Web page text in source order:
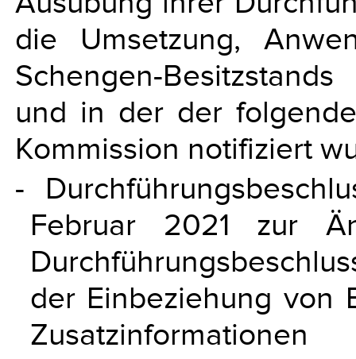
die Umsetzung,
Schengen-
und in der der
Kommission notifiziert
-
Februar 2021 zur
der Einbeziehung von
Zusatzinformationen